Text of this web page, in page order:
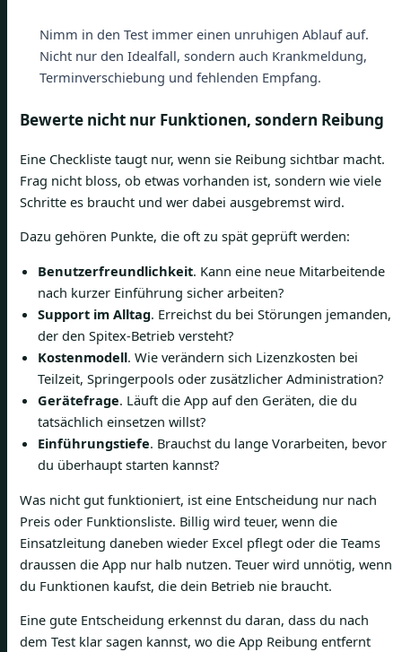
Nimm in den Test immer einen unruhigen Ablauf auf.
Nicht nur den Idealfall, sondern auch Krankmeldung,
Terminverschiebung und fehlenden Empfang.
Bewerte nicht nur Funktionen, sondern Reibung
Eine Checkliste taugt nur, wenn sie Reibung sichtbar macht.
Frag nicht bloss, ob etwas vorhanden ist, sondern wie viele
Schritte es braucht und wer dabei ausgebremst wird.
Dazu gehören Punkte, die oft zu spät geprüft werden:
Benutzerfreundlichkeit. Kann eine neue Mitarbeitende
nach kurzer Einführung sicher arbeiten?
Support im Alltag. Erreichst du bei Störungen jemanden,
der den Spitex-Betrieb versteht?
Kostenmodell. Wie verändern sich Lizenzkosten bei
Teilzeit, Springerpools oder zusätzlicher Administration?
Gerätefrage. Läuft die App auf den Geräten, die du
tatsächlich einsetzen willst?
Einführungstiefe. Brauchst du lange Vorarbeiten, bevor
du überhaupt starten kannst?
Was nicht gut funktioniert, ist eine Entscheidung nur nach
Preis oder Funktionsliste. Billig wird teuer, wenn die
Einsatzleitung daneben wieder Excel pflegt oder die Teams
draussen die App nur halb nutzen. Teuer wird unnötig, wenn
du Funktionen kaufst, die dein Betrieb nie braucht.
Eine gute Entscheidung erkennst du daran, dass du nach
dem Test klar sagen kannst, wo die App Reibung entfernt